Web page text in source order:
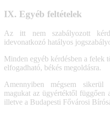
IX. Egyéb feltételek
Az itt nem szabályozott
idevonatkozó hatályos
Minden egyéb kérdésben a felek
elfogadható, békés megoldásra.
Amennyiben mégsem
magukat az ügyértéktől
illetve a Budapesti Fővárosi